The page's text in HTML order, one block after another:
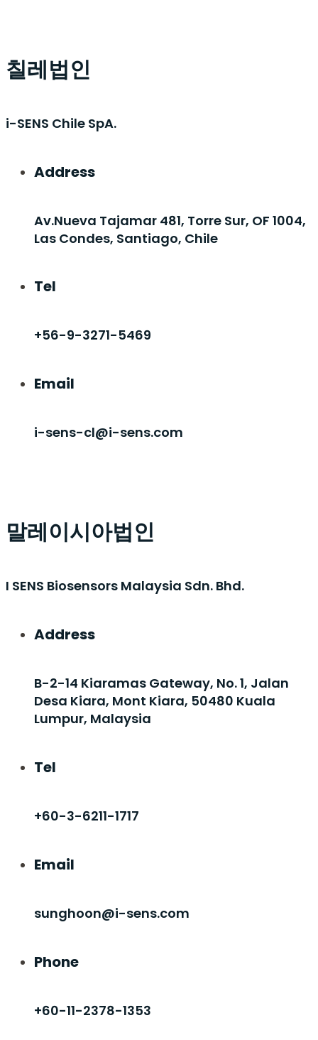
칠레법인
i-SENS Chile SpA.
Address
Av.Nueva Tajamar 481, Torre Sur, OF 1004,
Las Condes, Santiago, Chile
Tel
+56-9-3271-5469
Email
i-sens-cl@i-sens.com
말레이시아법인
I SENS Biosensors Malaysia Sdn. Bhd.
Address
B-2-14 Kiaramas Gateway, No. 1, Jalan
Desa Kiara, Mont Kiara, 50480 Kuala
Lumpur, Malaysia
Tel
+60-3-6211-1717
Email
sunghoon@i-sens.com
Phone
+60-11-2378-1353